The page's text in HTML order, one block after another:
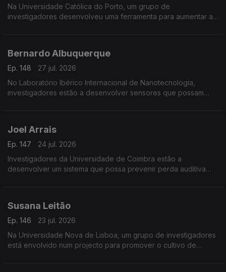
Na Universidade Católica do Porto, um grupo de
investigadores desenvolveu uma ferramenta para aumentar a
Bernardo Albuquerque
Ep. 148
27 jul. 2026
No Laboratório Ibérico Internacional de Nanotecnologia,
investigadores estão a desenvolver sensores que possam
Joel Arrais
Ep. 147
24 jul. 2026
Investigadores da Universidade de Coimbra estão a
desenvolver um sistema que possa prevenir perda auditiva
Susana Leitão
Ep. 146
23 jul. 2026
Na Universidade Nova de Lisboa, um grupo de investigadores
está envolvido num projecto para promover o cultivo de